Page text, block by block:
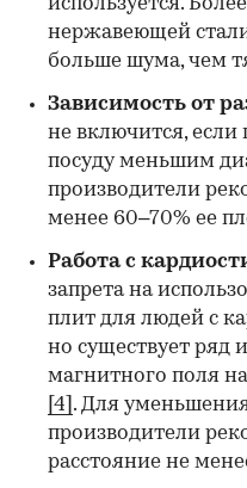
нержавеющей
больше шума, чем
Зависимость от
не включится, если
посуду меньшим
производители
менее 60–70% ее
Работа с
запрета на
плит для людей с
но существует ряд
магнитного поля
[4] . Для
производители
расстояние не